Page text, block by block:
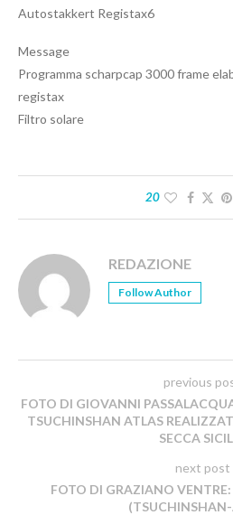
Autostakkert Registax6
Message
Programma scharpcap 3000 frame
registax
Filtro solare
20
REDAZIONE
Follow Author
previous
FOTO DI GIOVANNI
TSUCHINSHAN ATLAS
SECCA
next post
FOTO DI GRAZIANO